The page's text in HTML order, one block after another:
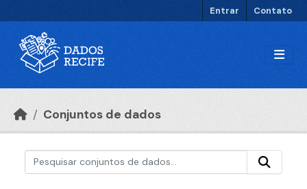
Entrar Contato
Conjuntos de dados